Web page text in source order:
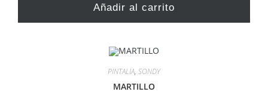
Añadir al carrito
PINTALIA, SONDY
MARTILLO